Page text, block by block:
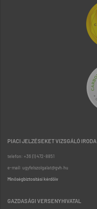
PIACI JELZÉSEKET VIZSGÁLÓ IRODA
telefon: +36 (1) 472-8851
e-mail: ugyfelszolgalat@gvh.hu
Minőségbiztosítási kérdőív
GAZDASÁGI VERSENYHIVATAL